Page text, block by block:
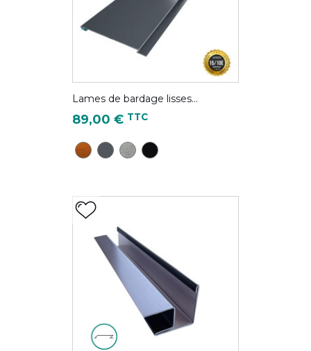
Lames de bardage lisses...
Prix
89,00 € TTC
CD28 - Chêne Doré
Gris Anthracite - RAL 7016
Gris antique - Couleur Zinc
Noir foncé - RAL 9005